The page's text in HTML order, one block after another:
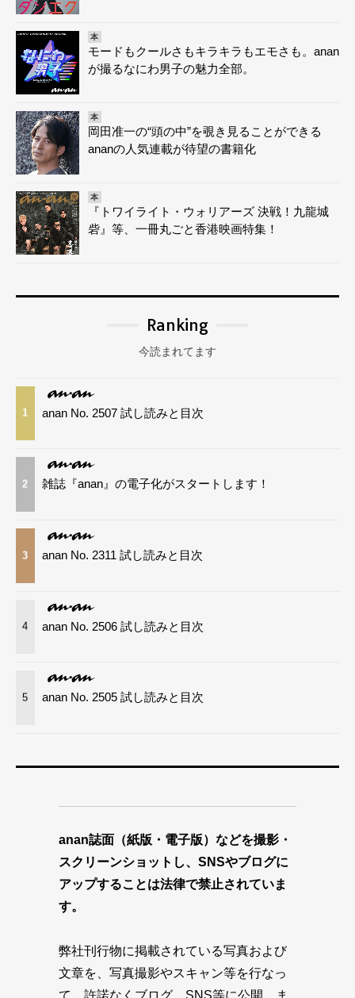
本
モードもクールさもキラキラもエモさも。anan
が撮るなにわ男子の魅力全部。
本
岡田准一の“頭の中”を覗き見ることができる
ananの人気連載が待望の書籍化
本
『トワイライト・ウォリアーズ 決戦！九龍城
砦』等、一冊丸ごと香港映画特集！
Ranking
今読まれてます
1 anan No. 2507 試し読みと目次
2 雑誌『anan』の電子化がスタートします！
3 anan No. 2311 試し読みと目次
4 anan No. 2506 試し読みと目次
5 anan No. 2505 試し読みと目次
anan誌面（紙版・電子版）などを撮影・
スクリーンショットし、SNSやブログに
アップすることは法律で禁止されていま
す。
弊社刊行物に掲載されている写真および
文章を、写真撮影やスキャン等を行なっ
て、許諾なくブログ、SNS等に公開、ま